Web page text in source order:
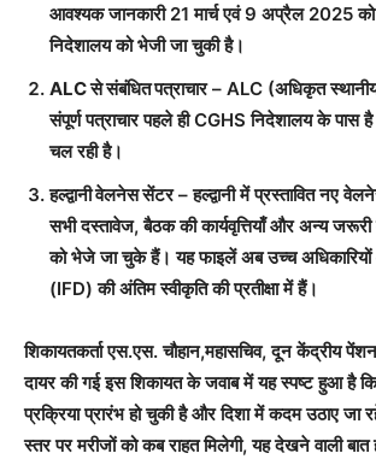
आवश्यक जानकारी 21 मार्च एवं 9 अप्रैल 2025
निदेशालय को भेजी जा चुकी है।
ALC से संबंधित पत्राचार– ALC (अधिकृत
संपूर्ण पत्राचार पहले ही CGHS निदेशालय के पास
चल रही है।
हल्द्वानी वेलनेस सेंटर– हल्द्वानी में प्रस्तावित नए
सभी दस्तावेज, बैठक की कार्यवृत्तियाँ और अन्य
को भेजे जा चुके हैं। यह फाइलें अब उच्च अधिकारियों
(IFD) की अंतिम स्वीकृति की प्रतीक्षा में हैं।
शिकायतकर्ता एस.एस. चौहान,महासचिव, दून केंद्रीय
दायर की गई इस शिकायत के जवाब में यह स्पष्ट हुआ है
प्रक्रिया प्रारंभ हो चुकी है और दिशा में कदम उठाए जा
स्तर पर मरीजों को कब राहत मिलेगी, यह देखने वाली बात